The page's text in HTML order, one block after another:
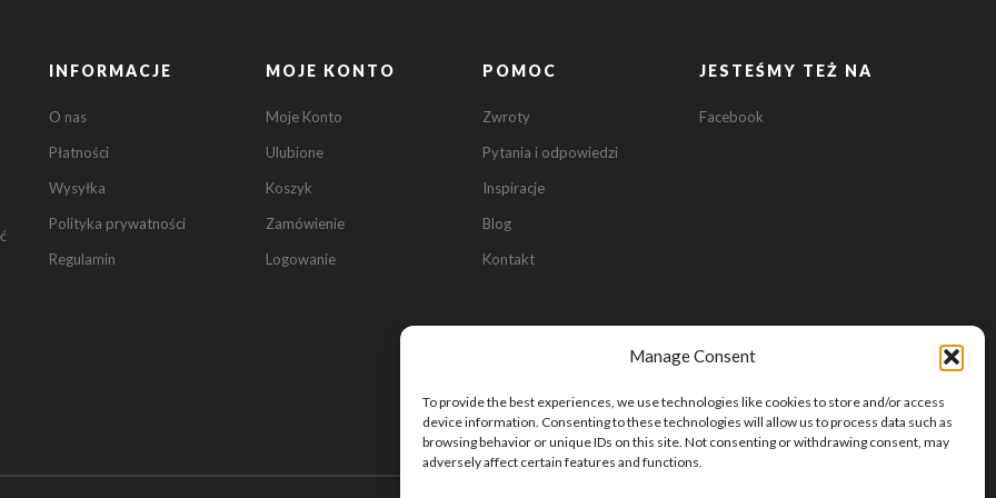
Manage Consent
To provide the best experiences, we use technologies like cookies to store and/or access
device information. Consenting to these technologies will allow us to process data such as
browsing behavior or unique IDs on this site. Not consenting or withdrawing consent, may
adversely affect certain features and functions.
INFORMACJE
O nas
Płatności
Wysyłka
Polityka prywatności
Regulamin
MOJE KONTO
Moje Konto
Ulubione
Koszyk
Zamówienie
Logowanie
POMOC
Zwroty
Pytania i odpowiedzi
Inspiracje
Blog
Kontakt
JESTEŚMY TEŻ NA
Facebook